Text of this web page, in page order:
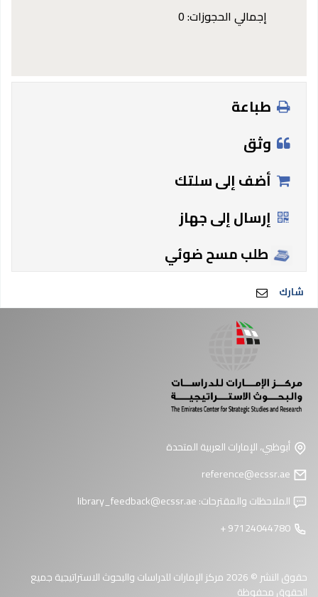
إجمالي الحجوزات: 0
طباعة
وثق
أضف إلى سلتك
إرسال إلى جهاز
طلب مسح ضوئي
شارك
أبوظبي، الإمارات العربية المتحدة
الملاحظات والمقترحات:library_feedback@ecssr.ae
حقوق النشر © 2026 مركز الإمارات للدراسات والبحوث الاستراتيجية جميع
الحقوق محفوظة